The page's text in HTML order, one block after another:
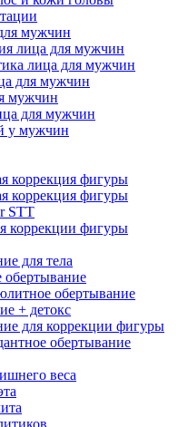
мужчин
лица для мужчин
лица для мужчин
для мужчин
мужчин
для мужчин
у мужчин
коррекция фигуры
коррекция фигуры
STT
коррекции фигуры
для тела
обертывание
обертывание
+ детокс
для коррекции фигуры
обертывание
веса